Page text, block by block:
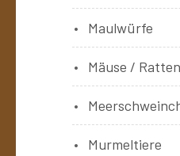
Maulwürfe
Mäuse / Ratten
Murmeltiere